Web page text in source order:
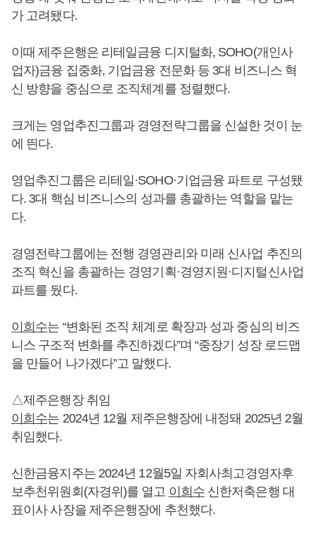
가 고려됐다.
이때 제주은행은 리테일금융 디지털화, SOHO(개인사
업자)금융 집중화, 기업금융 전문화 등 3대 비즈니스 혁
신 방향을 중심으로 조직체계를 정렬했다.
크게는 영업추진그룹과 경영전략그룹을 신설한 것이 눈
에 띈다.
영업추진그룹은 리테일·SOHO·기업금융 파트로 구성됐
다. 3대 핵심 비즈니스의 성과를 총괄하는 역할을 맡는
다.
경영전략그룹에는 전행 경영관리와 미래 신사업 추진의
조직 혁신을 총괄하는 경영기획·경영지원·디지털신사업
파트를 뒀다.
이희수는 “변화된 조직 체계로 확장과 성과 중심의 비즈
니스 구조적 변화를 추진하겠다”며 “중장기 성장 로드맵
을 만들어 나가겠다”고 말했다.
△제주은행장 취임
이희수는 2024년 12월 제주은행장에 내정돼 2025년 2월
취임했다.
신한금융지주는 2024년 12월5일 자회사최고경영자후
보추천위원회(자경위)를 열고 이희수신한저축은행 대
표이사 사장을 제주은행장에 추천했다.